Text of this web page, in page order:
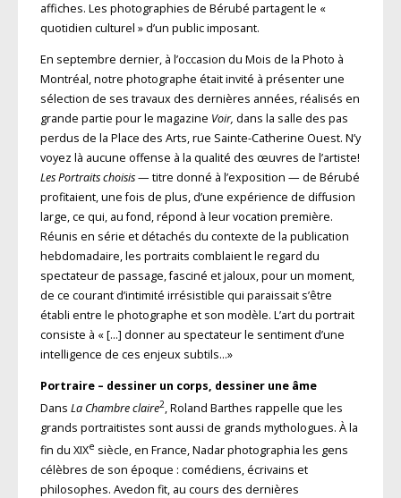
affiches. Les photographies de Bérubé partagent le «
quotidien culturel » d’un public imposant.
En septembre dernier, à l’occasion du Mois de la Photo à
Montréal, notre photographe était invité à présenter une
sélection de ses travaux des dernières années, réalisés en
grande partie pour le magazine Voir, dans la salle des pas
perdus de la Place des Arts, rue Sainte-Catherine Ouest. N’y
voyez là aucune offense à la qualité des œuvres de l’artiste!
Les Portraits choisis— titre donné à l’exposition — de Bérubé
profitaient, une fois de plus, d’une expérience de diffusion
large, ce qui, au fond, répond à leur vocation première.
Réunis en série et détachés du contexte de la publication
hebdomadaire, les portraits comblaient le regard du
spectateur de passage, fasciné et jaloux, pour un moment,
de ce courant d’intimité irrésistible qui paraissait s’être
établi entre le photographe et son modèle. L’art du portrait
consiste à « […] donner au spectateur le sentiment d’une
intelligence de ces enjeux subtils…»
Portraire – dessiner un corps, dessiner une âme
Dans La Chambre claire2, Roland Barthes rappelle que les
grands portraitistes sont aussi de grands mythologues. À la
fin du XIXe siècle, en France, Nadar photographia les gens
célèbres de son époque : comédiens, écrivains et
philosophes. Avedon fit, au cours des dernières